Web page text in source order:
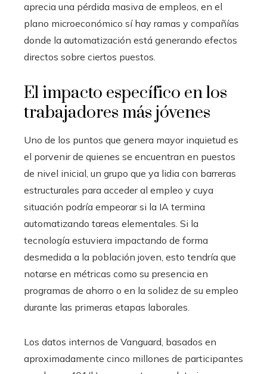
aprecia una pérdida masiva de empleos, en el
plano microeconómico sí hay ramas y compañías
donde la automatización está generando efectos
directos sobre ciertos puestos.
El impacto específico en los
trabajadores más jóvenes
Uno de los puntos que genera mayor inquietud es
el porvenir de quienes se encuentran en puestos
de nivel inicial, un grupo que ya lidia con barreras
estructurales para acceder al empleo y cuya
situación podría empeorar si la IA termina
automatizando tareas elementales. Si la
tecnología estuviera impactando de forma
desmedida a la población joven, esto tendría que
notarse en métricas como su presencia en
programas de ahorro o en la solidez de su empleo
durante las primeras etapas laborales.
Los datos internos de Vanguard, basados en
aproximadamente cinco millones de participantes